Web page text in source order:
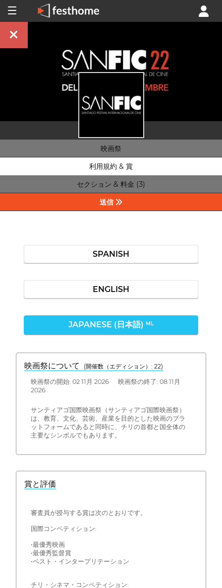
映画祭
利用規約 & 賞
セクション & 料金 (3)
送信
SPANISH
ENGLISH
JAPANESE (日本語) ML
映画祭について (開催数（エディション）: 22)
映画祭の開始: 02 11月 2026 映画祭の終了: 08 11月
2026
サンティアゴ国際映画祭（サンティアゴ国際映画祭）
は、教育、文化、芸術、産業を目的とした映画のプラ
ットフォームであると同時に、チリの首都と国全体の
主要なシンボルでもあります。
賞と評価
審査員が授与する賞は次のとおりです。
国際コンペティション:
•最優秀映画
•最優秀監督賞
•ベスト・インタープリテーション
チリ・シネマ・コンペティション: